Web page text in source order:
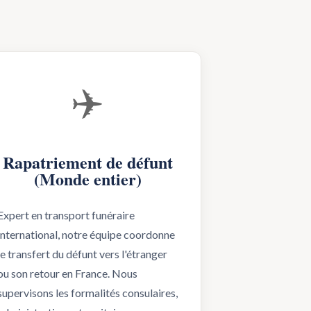
✈️
Rapatriement de défunt
(Monde entier)
en transport funéraire
notre équipe coordonne
transfert du défunt vers l'étranger
son retour en France. Nous
les formalités consulaires,